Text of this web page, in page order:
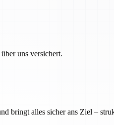
uns versichert.
bringt alles sicher ans Ziel –